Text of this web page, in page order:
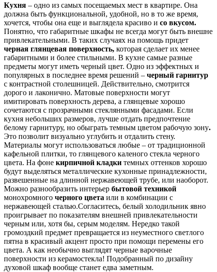
Кухня – одно из самых посещаемых мест в квартире. Она
должна быть функциональной, удобной, но в то же время,
хочется, чтобы она еще и выглядела красиво и со вкусом.
Понятно, что габаритные шкафы не всегда могут быть внешне
привлекательными. В таких случаях на помощь придет
черная глянцевая поверхность, которая сделает их менее
габаритными и более стильными. В кухне самые разные
предметы могут иметь черный цвет. Одно из эффектных и
популярных в последнее время решений – черный гарнитур
с контрастной столешницей. Действительно, смотрится
дорого и лаконично. Матовые поверхности могут
имитировать поверхность дерева, а глянцевые хорошо
сочетаются с прозрачными стеклянными фасадами. Если
кухня небольших размеров, лучше отдать предпочтение
белому гарнитуру, но обыграть темным цветом рабочую зону.
Это позволит визуально углубить и отдалить стену.
Материалы могут использоваться любые – от традиционной
кафельной плитки, то глянцевого каленого стекла черного
цвета. На фоне кирпичной кладки темных оттенков хорошо
будут выделяться металлические кухонные принадлежности,
развешенные на длинной нержавеющей трубе, или наоборот.
Можно разнообразить интерьер бытовой техникой
монохромного черного цвета или в комбинации с
нержавеющей сталью.Согласитесь, белый холодильник явно
проигрывает по показателям внешней привлекательности
черным или, хотя бы, серым моделям. Нередко такой
громоздкий предмет превращается из неуместного светлого
пятна в красивый акцент просто при помощи перемены его
цвета. А как необычно выглядят черные варочные
поверхности из керамостекла! Подобранный по дизайну
духовой шкаф вообще станет едва заметным.